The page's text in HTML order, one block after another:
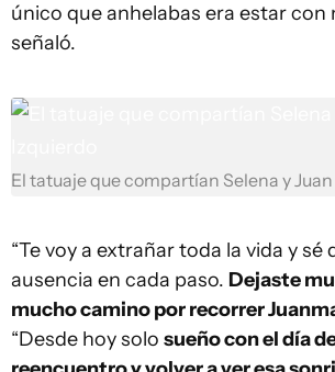
único que anhelabas era estar con
señaló.
El tatuaje que compartían Selena y
“Te voy a extrañar toda la vida y sé
ausencia en cada paso. Dejaste
mucho camino por recorrer
“Desde hoy solo sueño con el día